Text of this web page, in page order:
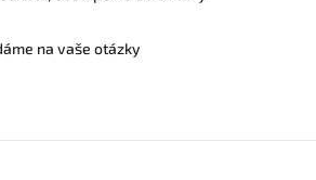
na vaše otázky